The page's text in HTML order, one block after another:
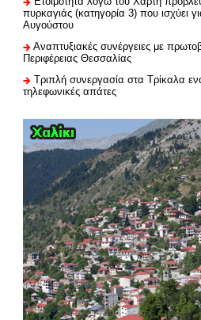
πυρκαγιάς (κατηγορία 3) που ισχύει
Αυγούστου
Αναπτυξιακές συνέργειες με
Περιφέρειας Θεσσαλίας
Τριπλή συνεργασία στα Τρίκαλα
τηλεφωνικές απάτες